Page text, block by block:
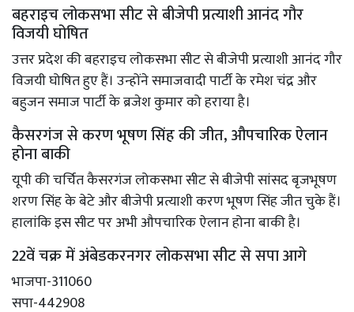
बहराइच लोकसभा सीट से बीजेपी प्रत्याशी आनंद गौर
विजयी घोषित
उत्तर प्रदेश की बहराइच लोकसभा सीट से बीजेपी प्रत्याशी आनंद गौर
विजयी घोषित हुए हैं। उन्होंने समाजवादी पार्टी के रमेश चंद्र और
बहुजन समाज पार्टी के ब्रजेश कुमार को हराया है।
कैसरगंज से करण भूषण सिंह की जीत, औपचारिक ऐलान
होना बाकी
यूपी की चर्चित कैसरगंज लोकसभा सीट से बीजेपी सांसद बृजभूषण
शरण सिंह के बेटे और बीजेपी प्रत्याशी करण भूषण सिंह जीत चुके हैं।
हालांकि इस सीट पर अभी औपचारिक ऐलान होना बाकी है।
22वें चक्र में अंबेडकरनगर लोकसभा सीट से सपा आगे
भाजपा-311060
सपा-442908